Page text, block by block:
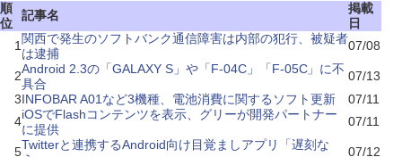
順
位
記事名
掲載
日
1 関西で発生のソフトバンク通信障害は内部の犯行、被疑者
は逮捕
07/08
2Android 2.3の「GALAXY S」や「F-04C」「F-05C」に不
具合
07/13
3INFOBAR A01など3機種、電池消費に関するソフト更新
07/11
4iOSでFlashコンテンツを表示、グリーが開発パートナー
に提供
07/11
5Twitterと連携するAndroid向け目覚ましアプリ「遅刻な
07/12